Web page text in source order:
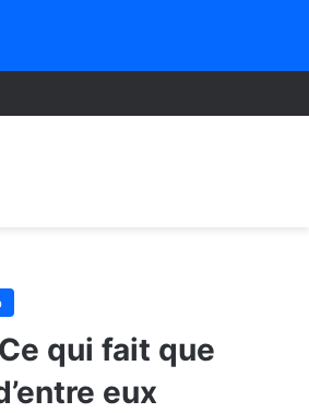
qui fait que
eux